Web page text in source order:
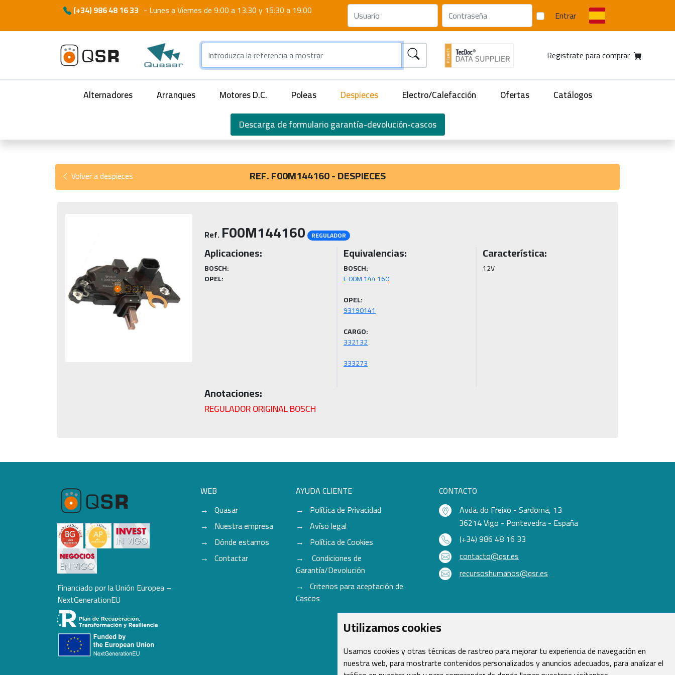
Utilizamos cookies
Usamos cookies y otras técnicas de rastreo para mejorar tu experiencia de navegación en
nuestra web, para mostrarte contenidos personalizados y anuncios adecuados, para analizar el
(+34) 986 48 16 33 - Lunes a Viernes de 9:00 a 13:30 y 15:30 a 19:00 Entrar
Registrate para comprar
Alternadores Arranques Motores D.C. Poleas Despieces Electro/Calefacción Ofertas
Catálogos
Descarga de formulario garantía-devolución-cascos
Volver a despieces REF. F00M144160 - DESPIECES
Ref. F00M144160 REGULADOR
Aplicaciones:
BOSCH:
OPEL:
Equivalencias:
BOSCH:
F 00M 144 160
OPEL:
93190141
CARGO:
332132
333273
Característica:
12V
Anotaciones:
REGULADOR ORIGINAL BOSCH
Financiado por la Unión Europea –
NextGenerationEU
WEB
Quasar
Nuestra empresa
Dónde estamos
Contactar
AYUDA CLIENTE
Política de Privacidad
Avíso legal
Política de Cookies
Condiciones de
Garantía/Devolución
Criterios para aceptación de
Cascos
CONTACTO
Avda. do Freixo - Sardoma, 13
36214 Vigo - Pontevedra - España
(+34) 986 48 16 33
contacto@qsr.es
recursoshumanos@qsr.es